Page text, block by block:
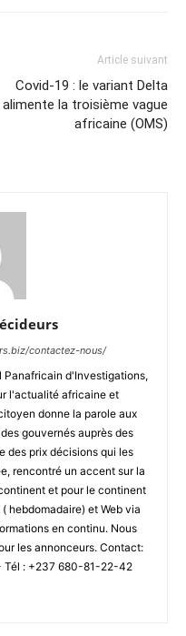
Article suivant
Covid-19 : le variant Delta
alimente la troisième vague
africaine (OMS)
contactez-nous/
Panafricain d'Investigations,
l'actualité africaine et
donne la parole aux
gouvernés auprès des
des prix décisions qui les
rencontré un accent sur la
et pour le continent
hebdomadaire) et Web via
en continu. Nous
les annonceurs. Contact:
Tél : +237 680-81-22-42